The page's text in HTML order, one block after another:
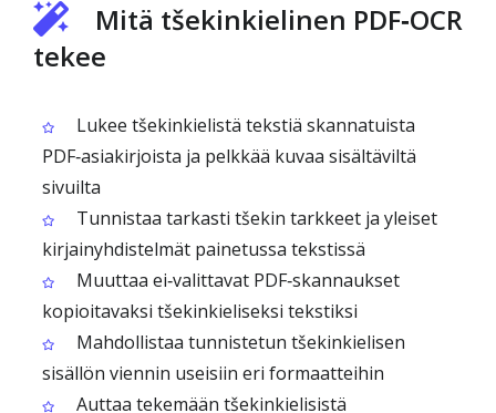
Mitä tšekinkielinen PDF‑OCR
tekee
Lukee tšekinkielistä tekstiä skannatuista
PDF‑asiakirjoista ja pelkkää kuvaa sisältäviltä
sivuilta
Tunnistaa tarkasti tšekin tarkkeet ja yleiset
kirjainyhdistelmät painetussa tekstissä
Muuttaa ei‑valittavat PDF‑skannaukset
kopioitavaksi tšekinkieliseksi tekstiksi
Mahdollistaa tunnistetun tšekinkielisen
sisällön viennin useisiin eri formaatteihin
Auttaa tekemään tšekinkielisistä